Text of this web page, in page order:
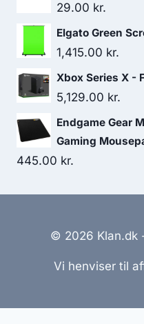
29.00 kr.
Elgato Green
1,415.00 kr.
Xbox Series X -
5,129.00 kr.
Endgame Gear
Gaming
445.00 kr.
© 2026 Klan.dk
Vi henviser til